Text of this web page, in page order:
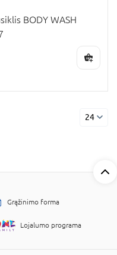
BODY WASH
24
Grąžinimo forma
Lojalumo programa